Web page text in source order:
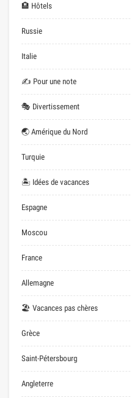
🏨 Hôtels
Russie
Italie
✍ Pour une note
🎭 Divertissement
🌏 Amérique du Nord
Turquie
🏝 Idées de vacances
Espagne
Moscou
France
Allemagne
🏖 Vacances pas chères
Grèce
Saint-Pétersbourg
Angleterre